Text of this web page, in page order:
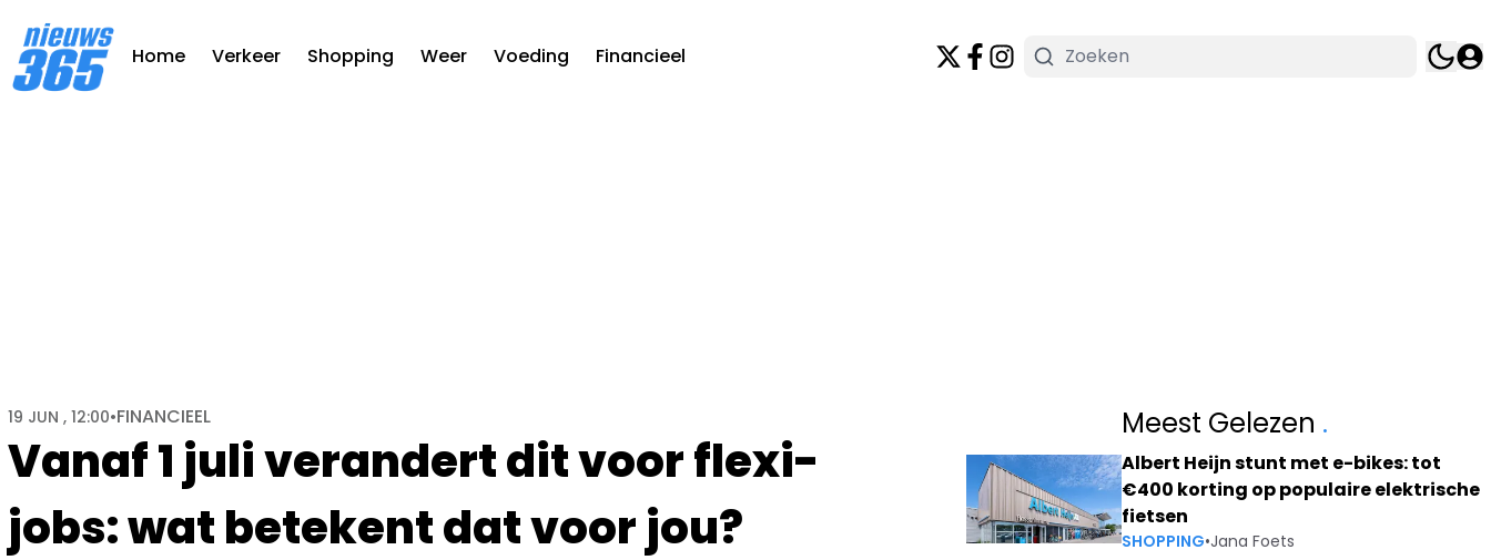
Home Verkeer Shopping Weer Voeding Financieel
Vanaf 1 juli verandert dit voor flexi-
jobs: wat betekent dat voor jou?
19 JUN , 12:00•FINANCIEEL Meest Gelezen .
Albert Heijn stunt met e-bikes: tot
€400 korting op populaire elektrische
fietsen
SHOPPING•Jana Foets